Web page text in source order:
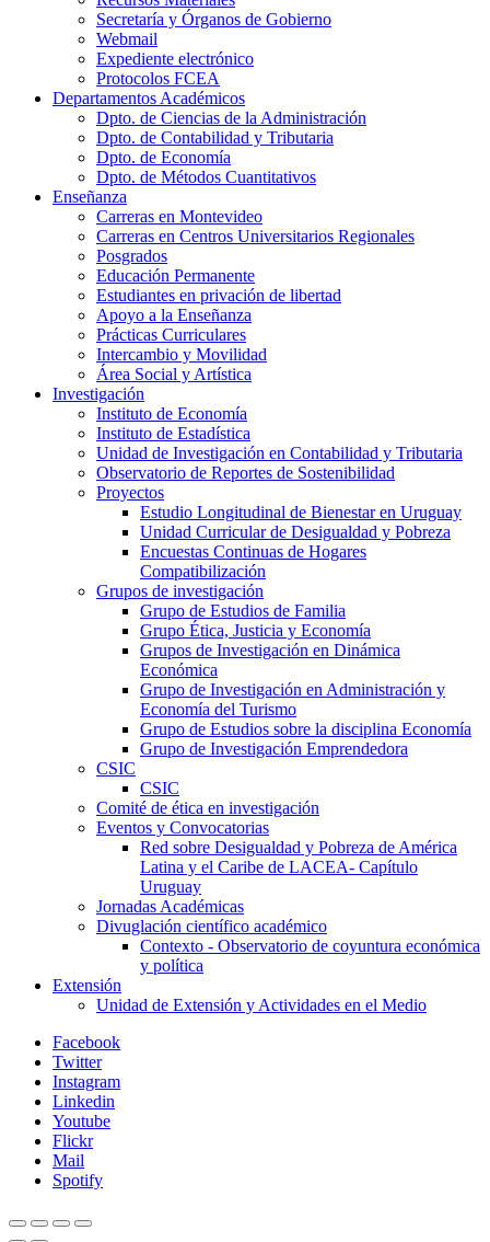
Secretaría y Órganos de Gobierno
Webmail
Expediente electrónico
Protocolos FCEA
Departamentos Académicos
Dpto. de Ciencias de la Administración
Dpto. de Contabilidad y Tributaria
Dpto. de Economía
Dpto. de Métodos Cuantitativos
Enseñanza
Carreras en Montevideo
Carreras en Centros Universitarios Regionales
Posgrados
Educación Permanente
Estudiantes en privación de libertad
Apoyo a la Enseñanza
Prácticas Curriculares
Intercambio y Movilidad
Área Social y Artística
Investigación
Instituto de Economía
Instituto de Estadística
Unidad de Investigación en Contabilidad y Tributaria
Observatorio de Reportes de Sostenibilidad
Proyectos
Estudio Longitudinal de Bienestar en Uruguay
Unidad Curricular de Desigualdad y Pobreza
Encuestas Continuas de Hogares
Compatibilización
Grupos de investigación
Grupo de Estudios de Familia
Grupo Ética, Justicia y Economía
Grupos de Investigación en Dinámica
Económica
Grupo de Investigación en Administración y
Economía del Turismo
Grupo de Estudios sobre la disciplina Economía
Grupo de Investigación Emprendedora
CSIC
CSIC
Comité de ética en investigación
Eventos y Convocatorias
Red sobre Desigualdad y Pobreza de América
Latina y el Caribe de LACEA- Capítulo
Uruguay
Jornadas Académicas
Divuglación científico académico
Contexto - Observatorio de coyuntura económica
y política
Extensión
Unidad de Extensión y Actividades en el Medio
Facebook
Twitter
Instagram
Linkedin
Youtube
Flickr
Mail
Spotify